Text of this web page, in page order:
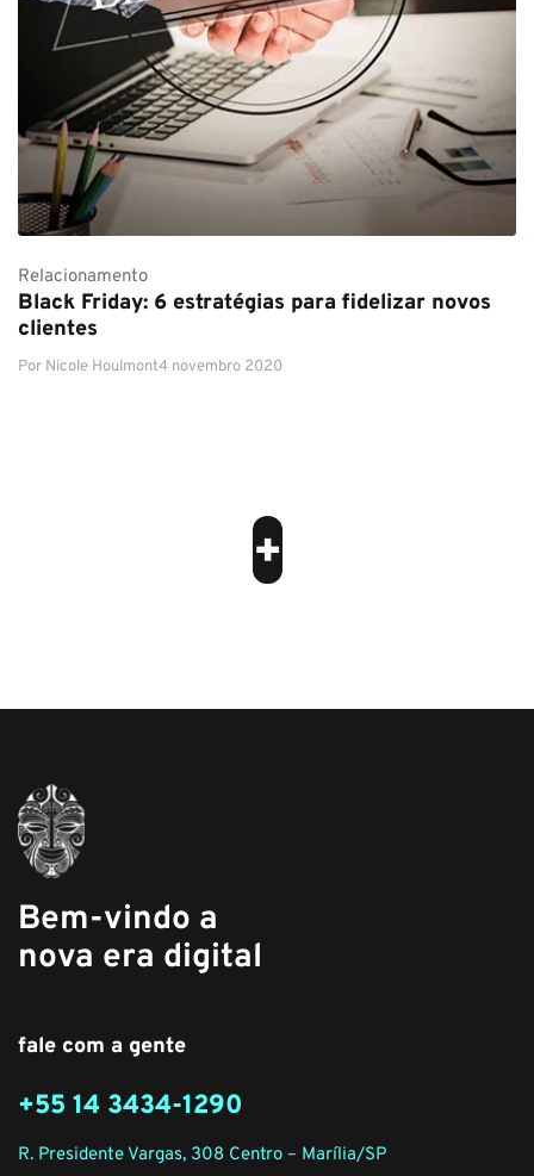
Relacionamento
Black Friday: 6 estratégias para fidelizar novos
clientes
Por Nicole Houlmont4 novembro 2020
+
Bem-vindo a
nova era digital
fale com a gente
+55 14 3434-1290
R. Presidente Vargas, 308 Centro – Marília/SP